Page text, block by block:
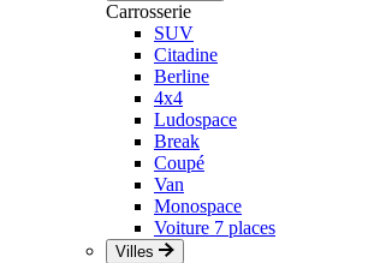
Carrosserie
SUV
Citadine
Berline
4x4
Ludospace
Break
Coupé
Van
Monospace
Voiture 7 places
Villes